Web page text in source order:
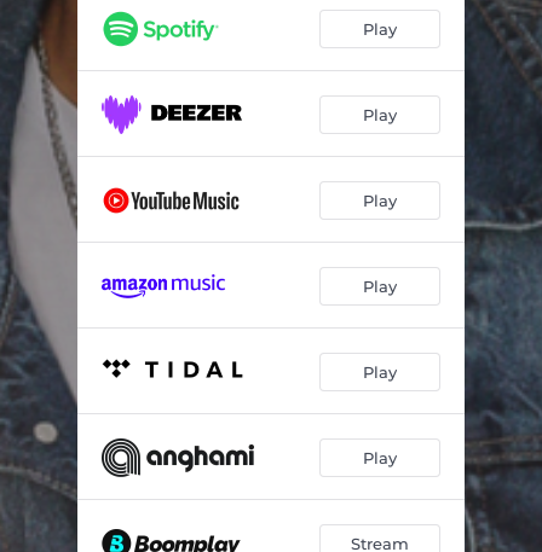
Preso a Você 03:32
Play
Play
Play
Play
Play
Play
Stream